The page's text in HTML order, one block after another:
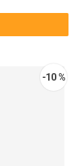
-10 %